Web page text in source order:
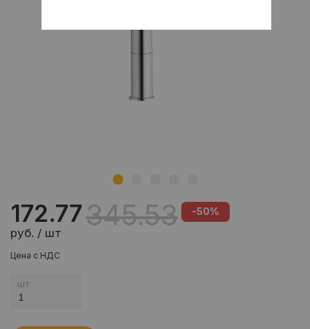
172.77
руб. / шт
345.53 -50%
Цена с НДС
шт.